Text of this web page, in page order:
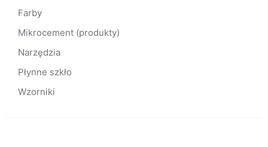
Farby
Mikrocement (produkty)
Narzędzia
Płynne szkło
Wzorniki